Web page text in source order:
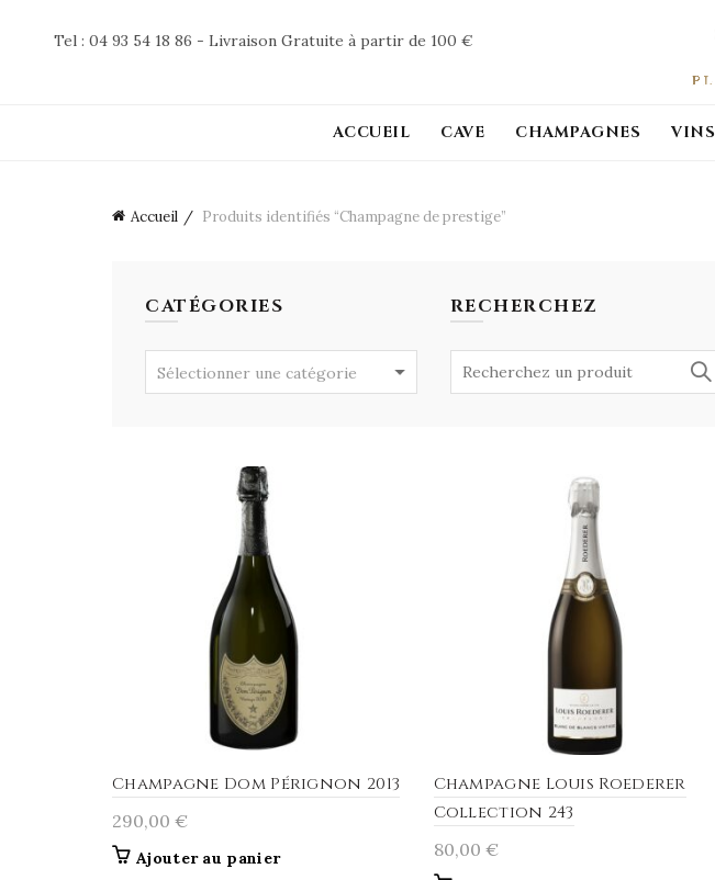
Tel : 04 93 54 18 86 - Livraison Gratuite à partir de 100 €
ACCUEIL CAVE CHAMPAGNES VINS
Accueil Produits identifiés “Champagne de prestige”
CATÉGORIES
Sélectionner une catégorie
RECHERCHEZ
Champagne Dom Pérignon 2013
290,00 €
Ajouter au panier
Champagne Louis Roederer
Collection 243
80,00 €